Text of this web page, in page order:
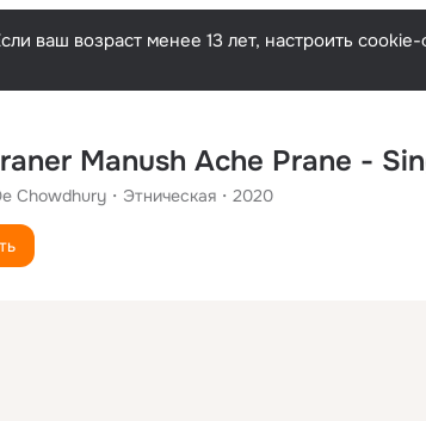
ваш возраст менее 13 лет, настроить
Manush Ache Prane -
Chowdhury Этническая 2020